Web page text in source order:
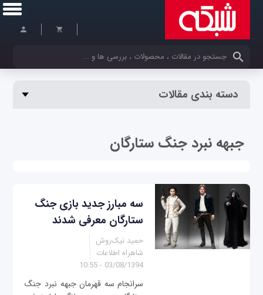
کلمات کلیدی خود را وارد کنید
دسته بندی مقالات
جبهه نبرد جنگ ستارگان
سه مبارز جدید بازی جنگ
ستارگان معرفی شدند
حمید نیک‌روش
شاهراه اطلاعات
03/08/1394 - 10:55
سرانجام سه قهرمان جبهه نبرد جنگ